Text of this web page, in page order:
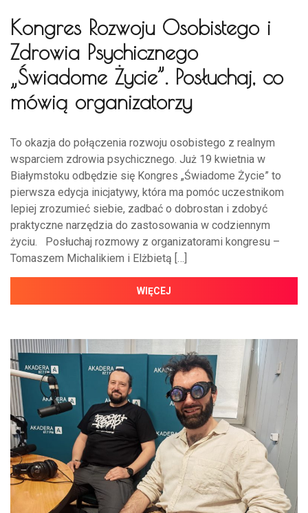
Kongres Rozwoju Osobistego i
Zdrowia Psychicznego
„Świadome Życie”. Posłuchaj, co
mówią organizatorzy
To okazja do połączenia rozwoju osobistego z realnym
wsparciem zdrowia psychicznego. Już 19 kwietnia w
Białymstoku odbędzie się Kongres „Świadome Życie” to
pierwsza edycja inicjatywy, która ma pomóc uczestnikom
lepiej zrozumieć siebie, zadbać o dobrostan i zdobyć
praktyczne narzędzia do zastosowania w codziennym
życiu. Posłuchaj rozmowy z organizatorami kongresu –
Tomaszem Michalikiem i Elżbietą […]
WIĘCEJ